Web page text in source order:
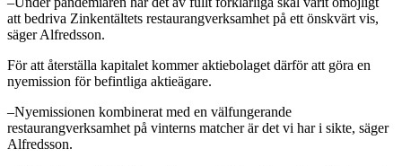
att bedriva Zinkentältets restaurangverksamhet på ett önskvärt vis,
säger Alfredsson.
För att återställa kapitalet kommer aktiebolaget därför att göra en
nyemission för befintliga aktieägare.
–Nyemissionen kombinerat med en välfungerande
restaurangverksamhet på vinterns matcher är det vi har i sikte, säger
Alfredsson.